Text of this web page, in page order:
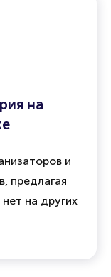
на
и
предлагая
на других